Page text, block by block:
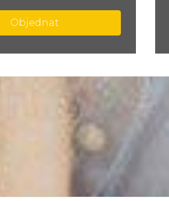
Objednat